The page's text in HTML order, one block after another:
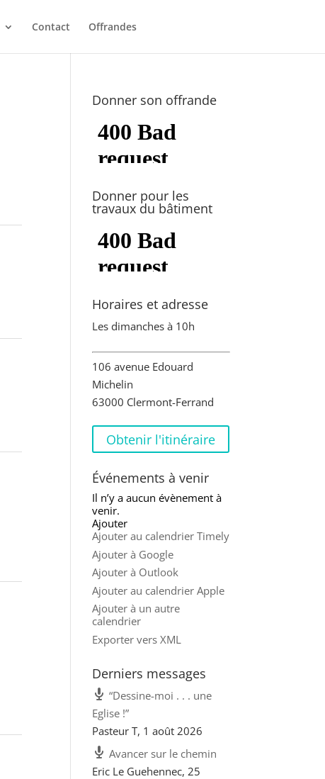
Contact Offrandes
Donner son offrande
Donner pour les
travaux du bâtiment
Horaires et adresse
Les dimanches à 10h
106 avenue Edouard
Michelin
63000 Clermont-Ferrand
Obtenir l'itinéraire
Événements à venir
Il n’y a aucun évènement à
venir.
Ajouter
Ajouter au calendrier Timely
Ajouter à Google
Ajouter à Outlook
Ajouter au calendrier Apple
Ajouter à un autre
calendrier
Exporter vers XML
Derniers messages
“Dessine-moi . . . une
Eglise !”
Pasteur T, 1 août 2026
Avancer sur le chemin
Eric Le Guehennec,25